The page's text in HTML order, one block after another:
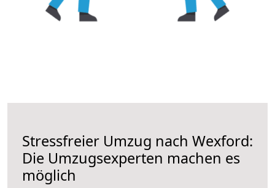
Stressfreier Umzug nach Wexford:
Die Umzugsexperten machen es
möglich